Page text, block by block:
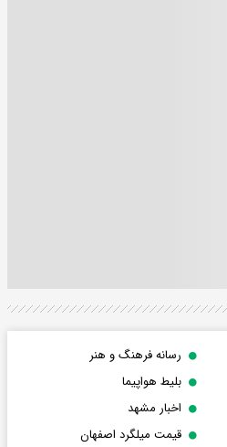
رسانه فرهنگ و هنر
بلیط هواپیما
اخبار مشهد
قیمت میلگرد اصفهان